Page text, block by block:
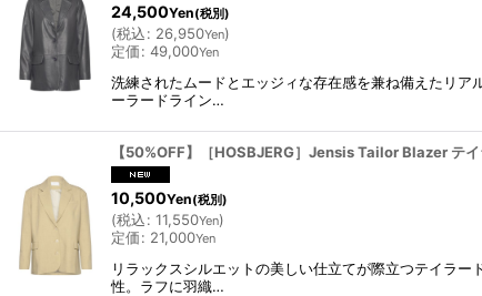
24,500Yen(税別)
(税込: 26,950Yen)
定価: 49,000Yen
洗練されたムードとエッジィな存在感を兼ね備えたリ
ーラードライン…
【50%OFF】［HOSBJERG］Jensis Tailor Blazer テ
10,500Yen(税別)
(税込: 11,550Yen)
定価: 21,000Yen
リラックスシルエットの美しい仕立てが際立つテイラ
性。ラフに羽織…